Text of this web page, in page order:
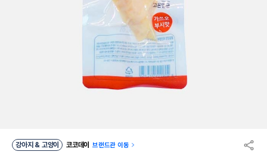
강아지 & 고양이 코코데이 브랜드관 이동